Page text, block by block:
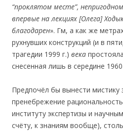
“проклятом месте”, непригодном
впервые на лекциях [Олега]
благодарен». Гм, а как же
рухнувших конструкций (и в
трагедии 1999 г.) века простояла
снесенная лишь в середине
Предпочёл бы вынести мистику
пренебрежение
институту экспертизы и
счёту, к знаниям вообще),